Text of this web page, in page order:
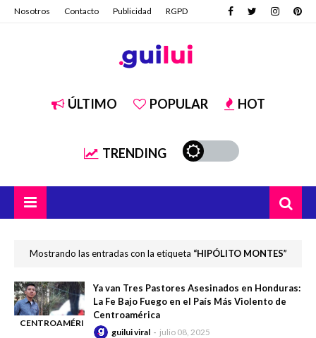
Nosotros Contacto Publicidad RGPD
ÚLTIMO POPULAR HOT
TRENDING
Mostrando las entradas con la etiqueta HIPÓLITO MONTES
CENTROAMÉRICA
Ya van Tres Pastores Asesinados en Honduras:
La Fe Bajo Fuego en el País Más Violento de
Centroamérica
guilui viral julio 08, 2025